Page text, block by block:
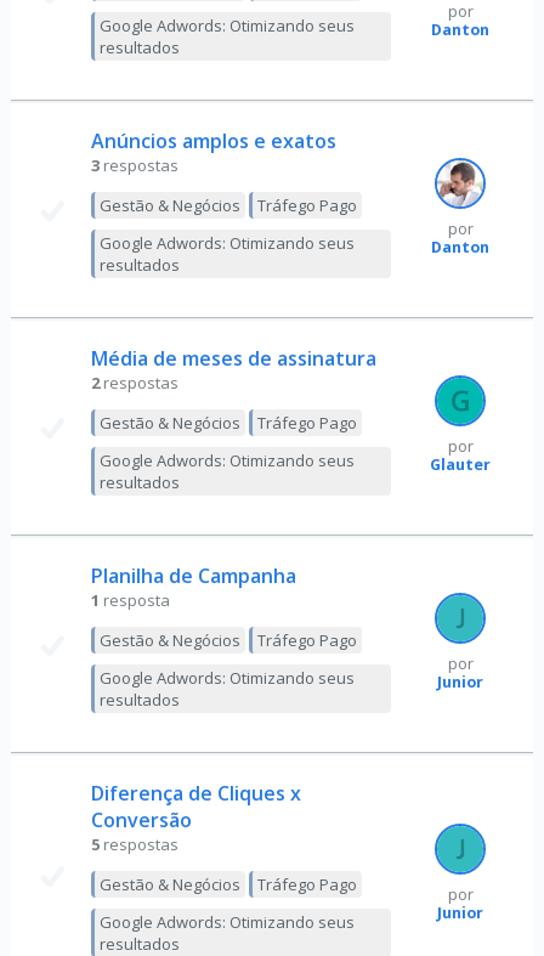
Google Adwords: Otimizando seus
resultados
por
Danton
Anúncios amplos e exatos
3 respostas
Gestão & Negócios
Tráfego Pago
Google Adwords: Otimizando seus
resultados
por
Danton
Média de meses de assinatura
2 respostas
Gestão & Negócios
Tráfego Pago
Google Adwords: Otimizando seus
resultados
por
Glauter
Planilha de Campanha
1 resposta
Gestão & Negócios
Tráfego Pago
Google Adwords: Otimizando seus
resultados
por
Junior
Diferença de Cliques x
Conversão
5 respostas
Gestão & Negócios
Tráfego Pago
Google Adwords: Otimizando seus
resultados
por
Junior